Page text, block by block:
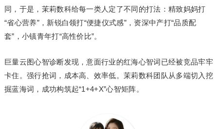
同，于是，茉莉数科给每一类人定了不同的打法：精致妈妈打
“省心营养”，新锐白领打“便捷仪式感”，资深中产打“品质配
套”，小镇青年打“高性价比”。
巨量云图心智诊断发现，意面行业的红海心智词已经被竞品牢牢
卡住。强行抢词，成本高、效率低。茉莉数科团队从多端切入挖
掘蓝海词，成功构筑起“1+4+X”心智矩阵。